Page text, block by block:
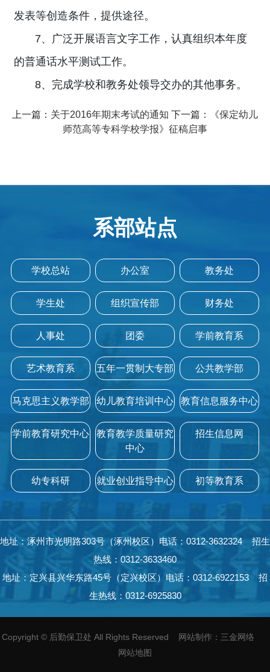
发表等创造条件，提供途径。
7、广泛开展语言文字工作，认真组织本年度
的普通话水平测试工作。
8、完成学校和教务处领导交办的其他事务。
上一篇： 关于2016年期末考试的通知 下一篇：
《保定幼儿
师范高等专科学校学报》征稿启事
系部站点
学校总站 办公室 教务处
学生处 组织宣传部 财务处
人事处 团委 学前教育系
艺术教育系 五年一贯制大专部 公共教学部
马克思主义教学部 幼儿教育培训中心 教育信息服务中心
学前教育研究中心
教育教学质量研究
中心
招生信息网
幼专科研 就业创业指导中心 初等教育系
地址：涿州市光明路303号（涿州校区）电话：0312-3632324 招生
热线：0312-3633460
地址：定兴县兴华东路45号（定兴校区）电话：0312-6922153 招
生热线：0312-6925830
Copyright ©后勤保卫处 All Rights Reserved 网站制作： 三金网络
网站地图